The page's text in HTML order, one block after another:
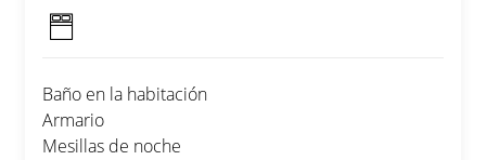
Baño en la habitación
Armario
Mesillas de noche